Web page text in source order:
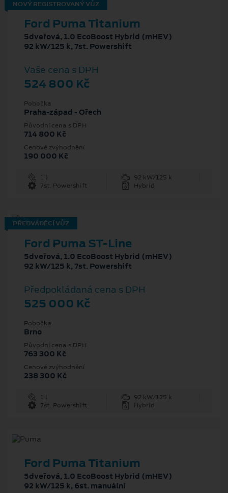
NOVÝ REGISTROVANÝ VŮZ
Ford Puma Titanium
5dveřová, 1.0 EcoBoost Hybrid (mHEV)
92 kW/125 k, 7st. Powershift
Vaše cena s DPH
524 800 Kč
Pobočka
Praha-západ - Ořech
Původní cena s DPH
714 800 Kč
Cenové zvýhodnění
190 000 Kč
1 l
92 kW/125 k
7st. Powershift
Hybrid
PŘEDVÁDĚCÍ VŮZ
Ford Puma ST-Line
5dveřová, 1.0 EcoBoost Hybrid (mHEV)
92 kW/125 k, 7st. Powershift
Předpokládaná cena s DPH
525 000 Kč
Pobočka
Brno
Původní cena s DPH
763 300 Kč
Cenové zvýhodnění
238 300 Kč
1 l
92 kW/125 k
7st. Powershift
Hybrid
Ford Puma Titanium
5dveřová, 1.0 EcoBoost Hybrid (mHEV)
92 kW/125 k, 6st. manuální